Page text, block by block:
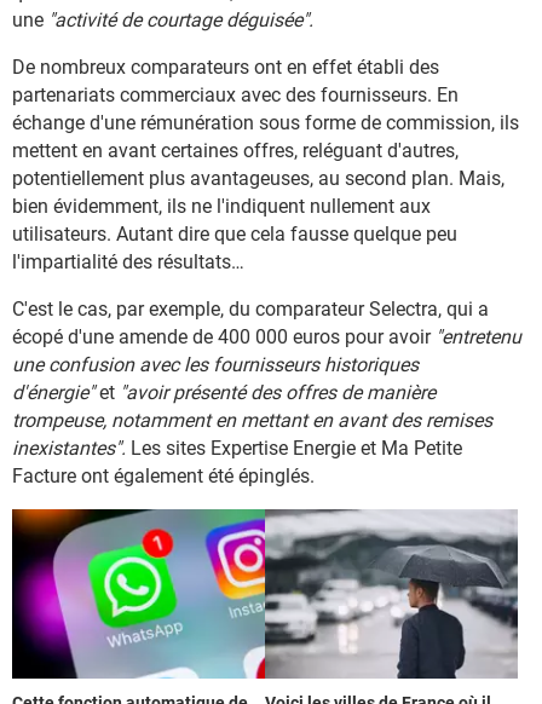
une "activité de courtage déguisée".
De nombreux comparateurs ont en effet établi des
partenariats commerciaux avec des fournisseurs. En
échange d'une rémunération sous forme de commission, ils
mettent en avant certaines offres, reléguant d'autres,
potentiellement plus avantageuses, au second plan. Mais,
bien évidemment, ils ne l'indiquent nullement aux
utilisateurs. Autant dire que cela fausse quelque peu
l'impartialité des résultats…
C'est le cas, par exemple, du comparateur Selectra, qui a
écopé d'une amende de 400 000 euros pour avoir "entretenu
une confusion avec les fournisseurs historiques
d'énergie"et "avoir présenté des offres de manière
trompeuse, notamment en mettant en avant des remises
inexistantes". Les sites Expertise Energie et Ma Petite
Facture ont également été épinglés.